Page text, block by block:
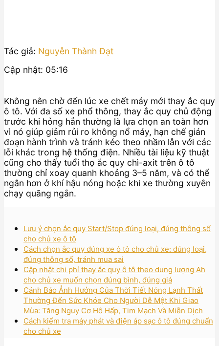
Tác giả: Nguyễn Thành Đạt
Cập nhật: 05:16
Không nên chờ đến lúc xe chết máy mới thay ắc quy
ô tô. Với đa số xe phổ thông, thay ắc quy chủ động
trước khi hỏng hẳn thường là lựa chọn an toàn hơn
vì nó giúp giảm rủi ro không nổ máy, hạn chế gián
đoạn hành trình và tránh kéo theo nhầm lẫn với các
lỗi khác trong hệ thống điện. Nhiều tài liệu kỹ thuật
cũng cho thấy tuổi thọ ắc quy chì-axit trên ô tô
thường chỉ xoay quanh khoảng 3–5 năm, và có thể
ngắn hơn ở khí hậu nóng hoặc khi xe thường xuyên
chạy quãng ngắn.
Lưu ý chọn ắc quy Start/Stop đúng loại, đúng thông số
cho chủ xe ô tô
Cách chọn ắc quy đúng xe ô tô cho chủ xe: đúng loại,
đúng thông số, tránh mua sai
Cập nhật chi phí thay ắc quy ô tô theo dung lượng Ah
cho chủ xe muốn chọn đúng bình, đúng giá
Cảnh Báo Ảnh Hưởng Của Thời Tiết Nóng Lạnh Thất
Thường Đến Sức Khỏe Cho Người Dễ Mệt Khi Giao
Mùa: Tăng Nguy Cơ Hô Hấp, Tim Mạch Và Miễn Dịch
Cách kiểm tra máy phát và điện áp sạc ô tô đúng chuẩn
cho chủ xe